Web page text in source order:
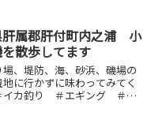
肝属郡肝付町内之浦 小
散歩してます
場、堤防、海、砂浜、磯場の
に行かずに味わってみてく
イカ釣り ＃エギング ＃釣